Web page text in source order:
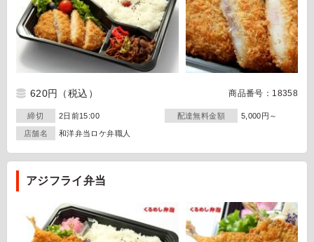
620円 （税込） 商品番号：18358
締切 2日前15:00 配達無料金額 5,000円～
店舗名 和洋弁当ロケ弁職人
アジフライ弁当